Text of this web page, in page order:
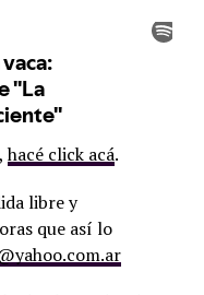
hacé click acá.
libre y
que así lo